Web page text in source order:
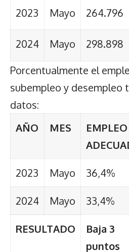
2023 Mayo 264.796
2024 Mayo
298.898
Porcentualmente el
subempleo y desempleo
datos:
AÑO
MES
EMPLEO
2023 Mayo 36,4%
2024 Mayo 33,4%
RESULTADO
Baja 3
puntos